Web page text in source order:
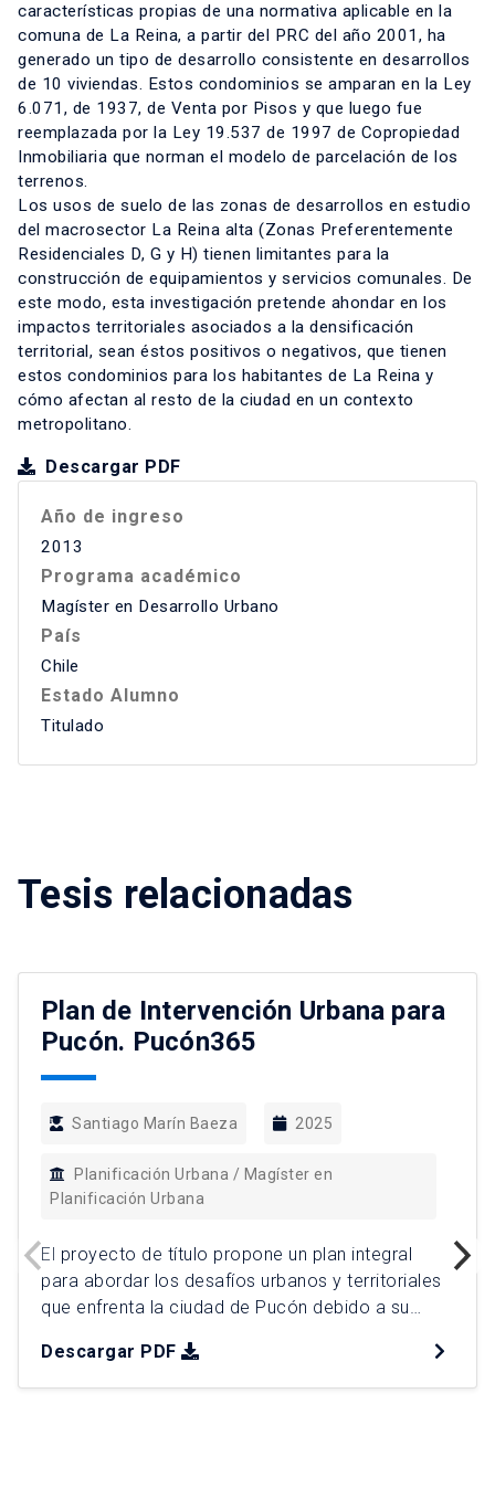
características propias de una normativa aplicable en la
comuna de La Reina, a partir del PRC del año 2001, ha
generado un tipo de desarrollo consistente en desarrollos
de 10 viviendas. Estos condominios se amparan en la Ley
6.071, de 1937, de Venta por Pisos y que luego fue
reemplazada por la Ley 19.537 de 1997 de Copropiedad
Inmobiliaria que norman el modelo de parcelación de los
terrenos.
Los usos de suelo de las zonas de desarrollos en estudio
del macrosector La Reina alta (Zonas Preferentemente
Residenciales D, G y H) tienen limitantes para la
construcción de equipamientos y servicios comunales. De
este modo, esta investigación pretende ahondar en los
impactos territoriales asociados a la densificación
territorial, sean éstos positivos o negativos, que tienen
estos condominios para los habitantes de La Reina y
cómo afectan al resto de la ciudad en un contexto
metropolitano.
Descargar PDF
Año de ingreso
2013
Programa académico
Magíster en Desarrollo Urbano
País
Chile
Estado Alumno
Titulado
Tesis relacionadas
Plan de Intervención Urbana para
Pucón. Pucón365
Santiago Marín Baeza 2025
Planificación Urbana / Magíster en
Planificación Urbana
El proyecto de título propone un plan integral
para abordar los desafíos urbanos y territoriales
que enfrenta la ciudad de Pucón debido a su
acelerada. La iniciativa identifica los principales
problemas que afectan la calidad de vida local y
Descargar PDF